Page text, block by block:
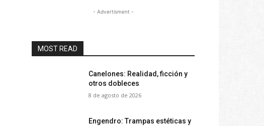
- Advertisment -
MOST READ
Canelones: Realidad, ficción y
otros dobleces
8 de agosto de 2026
Engendro: Trampas estéticas y